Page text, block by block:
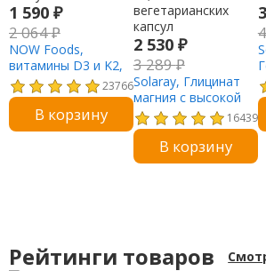
1 590 ₽
2 064₽
NOW Foods,
витамины D3 и K2,
120 растительных
капсул
23766
В корзину
2 530 ₽
3 289₽
Solaray, Глицинат
магния с высокой
усвояемостью, 350
мг, 120
вегетарианских
капсул
16439
В корзину
Рейтинги товаров